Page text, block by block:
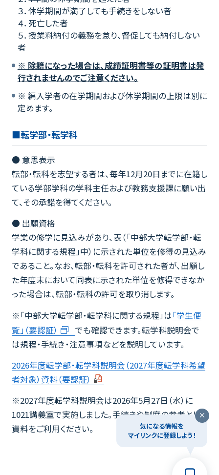
３．休学期間が満了しても手続きをしない者
４．死亡した者
５．授業料納付の義務を怠り、督促しても納付しない
者
※ 除籍になった場合は、成績証明書等の証明書は発
行されませんのでご注意ください。
※ 編入学者の在学期間および休学期間の上限は別に
定めます。
■転学部・転学科
● 意思表示
転部・転科を志望する者は、毎年12月20日までに在籍し
ている学部学科の学科主任および教務支援課に願い出
て、その承諾を得てください。
● 出願資格
学業の修学に見込みがあり、表（「中部大学転学部・転
学科に関する規程」中）に示された単位を修得の見込み
であること。なお、転部・転科を許可された者が、出願し
た年度末において同表に示された単位を修得できなか
った場合は、転部・転科の許可を取り消します。
※「中部大学転学部・転学科に関する規程」は「学生便
覧」（要認証）
でも確認できます。転学科説明会で
は規程・手続き・注意事項などを説明しています。
2026年度転学部・転学科説明会（2027年度転学科希望
者対象）資料（要認証）
※2027年度転学科説明会は2026年5月27日（水）に
1021講義室で実施しました。手続きや制度の参考として
資料をご利用ください。
気になる情報を
マイリンクに登録しよう！